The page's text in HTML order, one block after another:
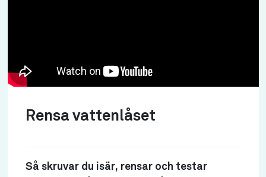
Rensa vattenlåset
Så skruvar du isär, rensar och testar